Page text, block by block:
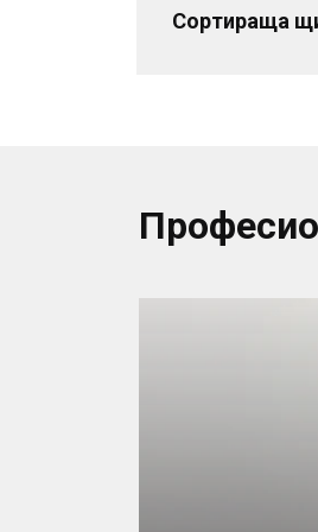
Сортираща